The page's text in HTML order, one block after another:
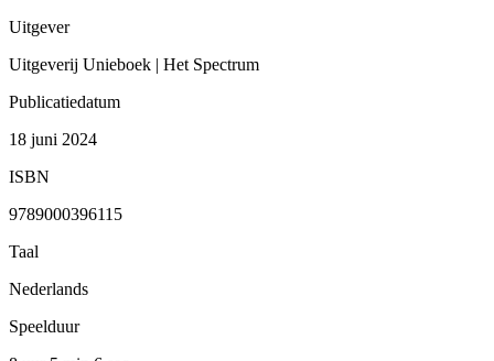
Uitgever
Uitgeverij Unieboek | Het Spectrum
Publicatiedatum
18 juni 2024
ISBN
9789000396115
Taal
Nederlands
Speelduur